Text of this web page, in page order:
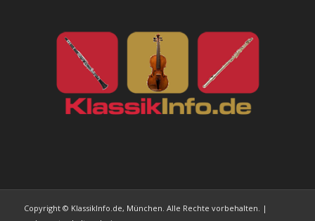
Copyright © KlassikInfo.de, München. Alle Rechte vorbehalten. |